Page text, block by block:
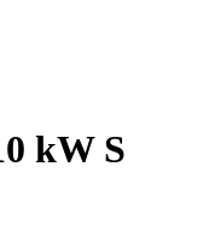
kW S